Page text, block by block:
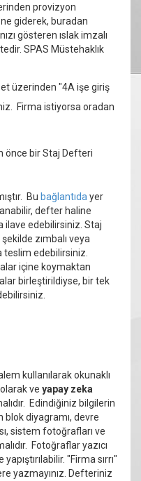
provizyon
giderek, buradan
gösteren ıslak imzalı
SPAS Müstehaklık
üzerinden "4A işe giriş
Firma istiyorsa oradan
önce bir Staj Defteri
Bu bağlantıda yer
defter haline
edebilirsiniz. Staj
zımbalı veya
teslim edebilirsiniz.
içine koymaktan
birleştirildiyse, bir tek
kullanılarak okunaklı
ve yapay zeka
Edindiğiniz bilgilerin
blok diyagramı, devre
sistem fotoğrafları ve
Fotoğraflar yazıcı
"Firma sırrı"
yazmayınız. Defteriniz